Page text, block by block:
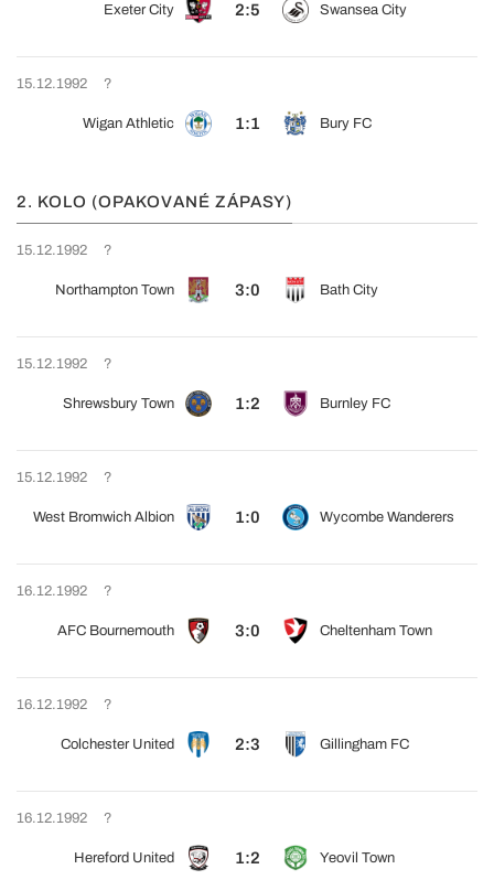
Exeter City 2:5 Swansea City
15.12.1992 ?
Wigan Athletic 1:1 Bury FC
2. KOLO (OPAKOVANÉ ZÁPASY)
15.12.1992 ?
Northampton Town 3:0 Bath City
15.12.1992 ?
Shrewsbury Town 1:2 Burnley FC
15.12.1992 ?
West Bromwich Albion 1:0 Wycombe Wanderers
16.12.1992 ?
AFC Bournemouth 3:0 Cheltenham Town
16.12.1992 ?
Colchester United 2:3 Gillingham FC
16.12.1992 ?
Hereford United 1:2 Yeovil Town